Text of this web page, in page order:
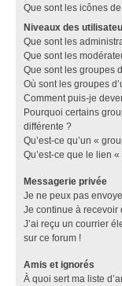
Que sont les icônes
Niveaux des
Que sont les
Que sont les
Que sont les groupes
Où sont les groupes
Comment puis-je
Pourquoi certains
différente ?
Qu’est-ce qu’un «
Qu’est-ce que le lien «
Messagerie privée
Je ne peux pas
Je continue à recevoir
J’ai reçu un courrier
sur ce forum !
Amis et ignorés
À quoi sert ma liste